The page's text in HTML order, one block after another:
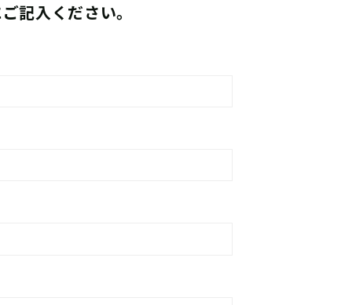
記入ください。